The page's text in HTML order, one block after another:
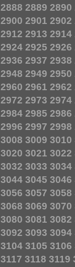
2888 2889 2890
2900 2901 2902
2912 2913 2914
2924 2925 2926
2936 2937 2938
2948 2949 2950
2960 2961 2962
2972 2973 2974
2984 2985 2986
2996 2997 2998
3008 3009 3010
3020 3021 3022
3032 3033 3034
3044 3045 3046
3056 3057 3058
3068 3069 3070
3080 3081 3082
3092 3093 3094
3104 3105 3106
3117 3118 3119